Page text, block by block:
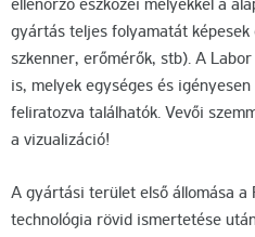
ellenőrző eszközei melyekkel a
gyártás teljes folyamatát
szkenner, erőmérők, stb). A
is, melyek egységes és
feliratozva találhatók. Vevői
a vizualizáció!
A gyártási terület első állomása a
technológia rövid ismertetése